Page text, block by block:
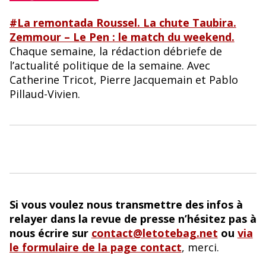
#La remontada Roussel. La chute Taubira.
Zemmour – Le Pen : le match du weekend.
Chaque semaine, la rédaction débriefe de
l’actualité politique de la semaine. Avec
Catherine Tricot, Pierre Jacquemain et Pablo
Pillaud-Vivien.
Si vous voulez nous transmettre des infos à
relayer dans la revue de presse n’hésitez pas à
nous écrire sur contact@letotebag.net ou via
le formulaire de la page contact, merci.